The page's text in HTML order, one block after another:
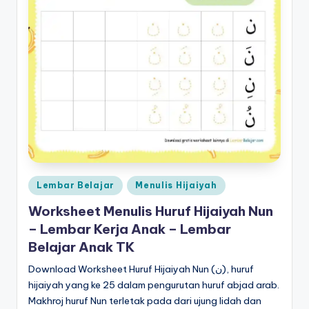
t
p
g
ra
ti
s
-
w
o
Posted
in
Lembar Belajar Menulis Hijaiyah
Worksheet Menulis Huruf Hijaiyah Nun
– Lembar Kerja Anak – Lembar
Belajar Anak TK
Download Worksheet Huruf Hijaiyah Nun (ن), huruf
hijaiyah yang ke 25 dalam pengurutan huruf abjad arab.
Makhroj huruf Nun terletak pada dari ujung lidah dan